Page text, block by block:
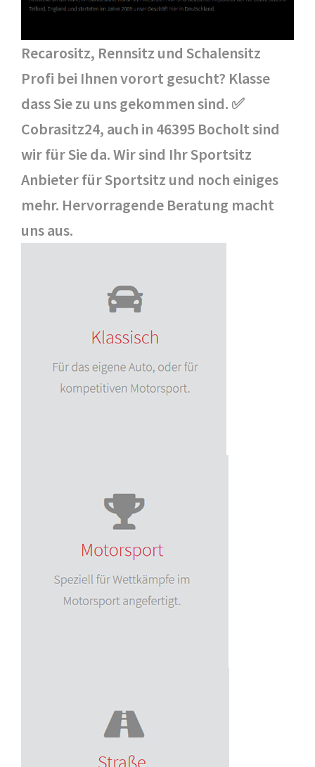
Recarositz, Rennsitz und Schalensitz
Profi bei Ihnen vorort gesucht? Klasse
dass Sie zu uns gekommen sind. ✅
Cobrasitz24, auch in 46395 Bocholt sind
wir für Sie da. Wir sind Ihr Sportsitz
Anbieter für Sportsitz und noch einiges
mehr. Hervorragende Beratung macht
uns aus.